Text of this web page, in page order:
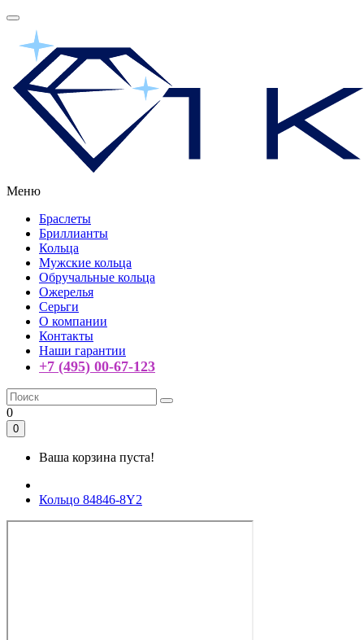
Меню
Браслеты
Бриллианты
Кольца
Мужские кольца
Обручальные кольца
Ожерелья
Серьги
О компании
Контакты
Наши гарантии
+7 (495) 00-67-123
0
0
Ваша корзина пуста!
Кольцо 84846-8Y2